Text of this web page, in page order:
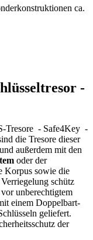
ca.
-
Tresore - Safe4Key -
die Tresore dieser
außerdem mit den
oder der
Korpus sowie die
schütz
unberechtigtem
einem Doppelbart-
geliefert.
der